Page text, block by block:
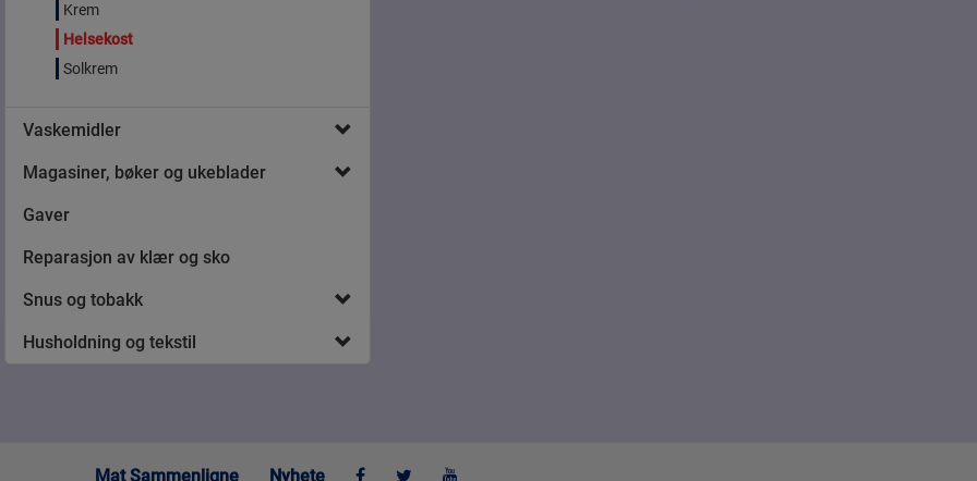
Krem
Helsekost
Solkrem
Vaskemidler
Magasiner, bøker og ukeblader
Gaver
Reparasjon av klær og sko
Snus og tobakk
Husholdning og tekstil
Mat Sammenligne Nyhete